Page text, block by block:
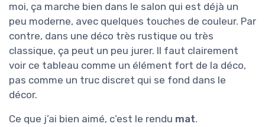
moi, ça marche bien dans le salon qui est déjà un
peu moderne, avec quelques touches de couleur. Par
contre, dans une déco très rustique ou très
classique, ça peut un peu jurer. Il faut clairement
voir ce tableau comme un élément fort de la déco,
pas comme un truc discret qui se fond dans le
décor.
Ce que j’ai bien aimé, c’est le rendu mat.